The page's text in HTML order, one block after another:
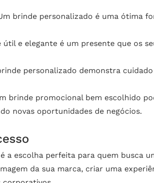
brinde personalizado é uma ótima
útil e elegante é um presente que os
personalizado demonstra
brinde promocional bem escolhido
novas oportunidades de negócios.
a escolha perfeita para quem busca
da sua marca, criar uma